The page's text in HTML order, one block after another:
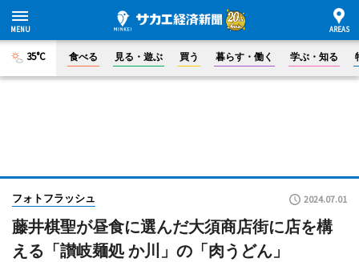
35°C 食べる 見る・遊ぶ 買う 暮らす・働く 学ぶ・知る
フォトフラッシュ 2024.07.01
藤井棋聖が昼食に選んだ大須商店街に店を構
える「讃岐麺処 か川」の「肉うどん」